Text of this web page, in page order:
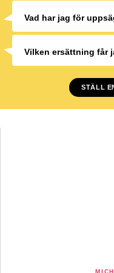
Vad har jag för
Vilken ersättning får
STÄLL